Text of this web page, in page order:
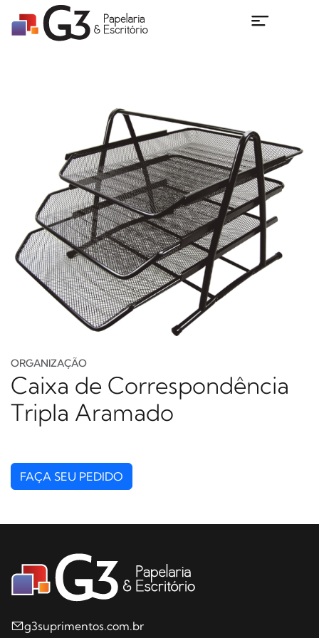
ORGANIZAÇÃO
Caixa de Correspondência
Tripla Aramado
FAÇA SEU PEDIDO
g3suprimentos.com.br